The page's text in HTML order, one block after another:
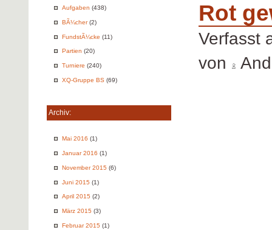
Aufgaben (438)
BÃ¼cher(2)
FundstÃ¼cke (11)
Partien (20)
Turniere (240)
XQ-Gruppe BS (69)
Archiv:
Mai 2016 (1)
Januar 2016 (1)
November 2015 (6)
Juni 2015 (1)
April 2015 (2)
März 2015 (3)
Februar 2015 (1)
Rot
Verfasst
von